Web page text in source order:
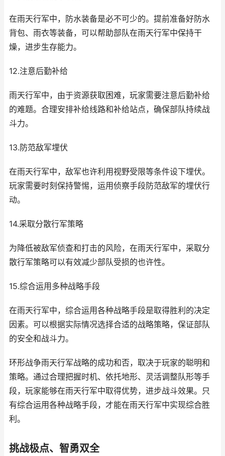
在雨天行军中，防水装备是必不可少的。提前准备好防水
背包、雨衣等装备，可以帮助部队在雨天行军中保持干
燥，进步生存能力。
12.注意后勤补给
雨天行军中，由于资源获取困难，玩家需要注意后勤补给
的难题。合理安排补给线路和补给站点，确保部队持续战
斗力。
13.防范敌军埋伏
在雨天行军中，敌军也许利用视野受限等条件设下埋伏。
玩家需要时刻保持警惕，运用侦察手段防范敌军的埋伏行
动。
14.采取分散行军策略
为降低被敌军侦查和打击的风险，在雨天行军中，采取分
散行军策略可以有效减少部队受损的也许性。
15.综合运用多种战略手段
在雨天行军中，综合运用各种战略手段是取得胜利的决定
因素。可以根据实际情况选择合适的战略策略，保证部队
的安全和战斗力。
环形战争雨天行军战略的成功和否，取决于玩家的聪明和
策略。通过合理把握时机、依托地形、灵活调整队形等手
段，玩家能够在雨天行军中取得优势，进步战斗效果。只
有综合运用各种战略手段，才能在雨天行军中实现综合胜
利。
挑战极点、智勇双全